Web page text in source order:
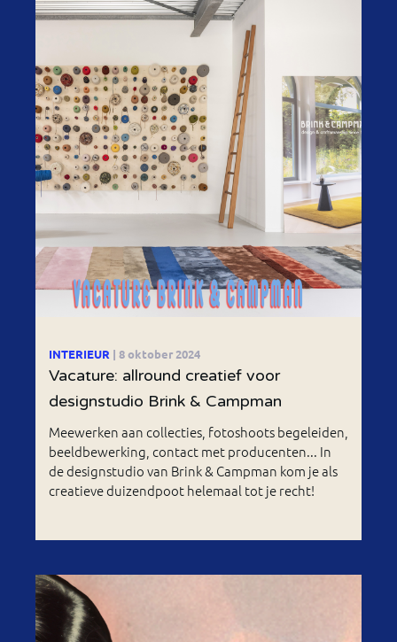
INTERIEUR | 8 oktober 2024
Vacature: allround creatief voor
designstudio Brink & Campman
Meewerken aan collecties, fotoshoots begeleiden,
beeldbewerking, contact met producenten... In
de designstudio van Brink & Campman kom je als
creatieve duizendpoot helemaal tot je recht!